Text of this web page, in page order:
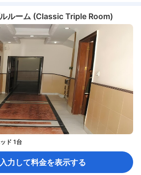
ルーム (Classic Triple Room)
ド 1台
力して料金を表示する